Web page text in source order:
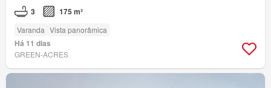
3 175 m²
Varanda Vista panorâmica
Há 11 dias
GREEN-ACRES